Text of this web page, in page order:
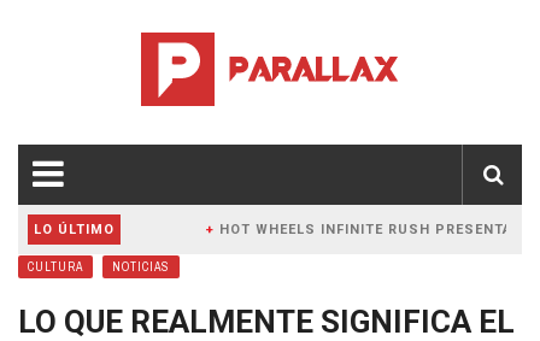
LO ÚLTIMO
HOT WHEELS INFINITE RUSH PRESENTA NUEVO
A CONSOLAS Y PC EN THE FORGOTTEN RELIC
CULTURA NOTICIAS
LO QUE REALMENTE SIGNIFICA EL